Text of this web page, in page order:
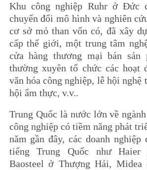
Khu công nghiệp Ruhr ở Đức
chuyển đổi mô hình và nghiên
cơ sở mỏ than vốn có, đã xây
cấp thế giới, một trung tâm
cửa hàng thương mại bán sản
thường xuyên tổ chức các hoạt
văn hóa công nghiệp, lễ hội nghệ
hội ẩm thực, v.v..
Trung Quốc là nước lớn về
công nghiệp có tiềm năng phát
năm gần đây, các doanh nghiệp
tiếng Trung Quốc như
Baosteel ở Thượng Hải, Midea